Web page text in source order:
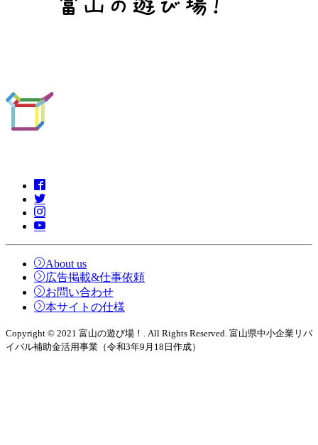
About us
広告掲載&仕事依頼
お問い合わせ
本サイトの仕様
Copyright © 2021 富山の遊び場！. All Rights Reserved. 富山県中小企業リバ
イバル補助金活用事業（令和3年9月18日作成）